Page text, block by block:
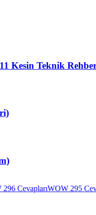
Kesin Teknik
CevaplarıWOW 295